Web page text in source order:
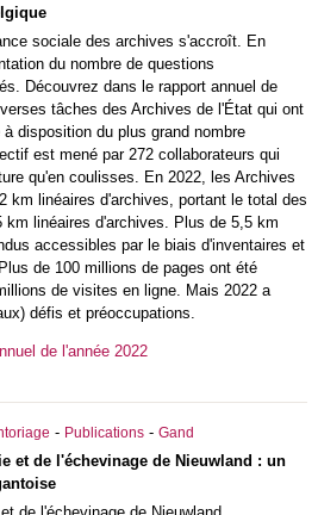
sociale des archives s'accroît. En
du nombre de questions
Découvrez dans le rapport annuel de
tâches des Archives de l'État qui ont
disposition du plus grand nombre
est mené par 272 collaborateurs qui
qu'en coulisses. En 2022, les Archives
km linéaires d'archives, portant le total des
km linéaires d'archives. Plus de 5,5 km
accessibles par le biais d'inventaires et
de 100 millions de pages ont été
de visites en ligne. Mais 2022 a
défis et préoccupations.
de l'année 2022
- Publications- Gand
et de l'échevinage de Nieuwland : un